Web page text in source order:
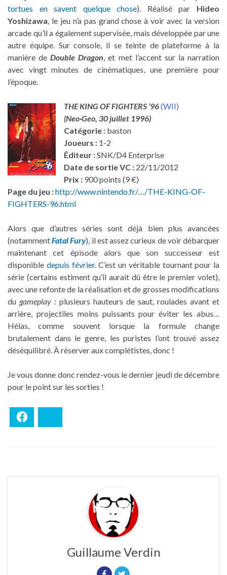
tortues en savent quelque chose). Réalisé par Hideo
Yoshizawa, le jeu n’a pas grand chose à voir avec la version
arcade qu’il a également supervisée, mais développée par une
autre équipe. Sur console, il se teinte de plateforme à la
manière deDouble Dragon, et met l’accent sur la narration
avec vingt minutes de cinématiques, une première pour
l’époque.
THE KING OF FIGHTERS ’96(WII)
(Neo·Geo, 30 juillet 1996)
Catégorie : baston
Joueurs : 1-2
Éditeur :SNK/D4 Enterprise
Date de sortie VC : 22/11/2012
Prix : 900 points (9 €)
Page du jeu :http://www.nintendo.fr/…/THE-KING-OF-
FIGHTERS-96.html
Alors que d’autres séries sont déjà bien plus avancées
(notammentFatal Fury), il est assez curieux de voir débarquer
maintenant cet épisode alors que son successeur est
disponible depuis février. C’est un véritable tournant pour la
série (certains estiment qu’il aurait dû être le premier volet),
avec une refonte de la réalisation et de grosses modifications
du gameplay : plusieurs hauteurs de saut, roulades avant et
arrière, projectiles moins puissants pour éviter les abus…
Hélas, comme souvent lorsque la formule change
brutalement dans le genre, les puristes l’ont trouvé assez
déséquilibré. À réserver aux complétistes, donc !
Je vous donne donc rendez-vous le dernier jeudi de décembre
pour le point sur les sorties !
Guillaume Verdin